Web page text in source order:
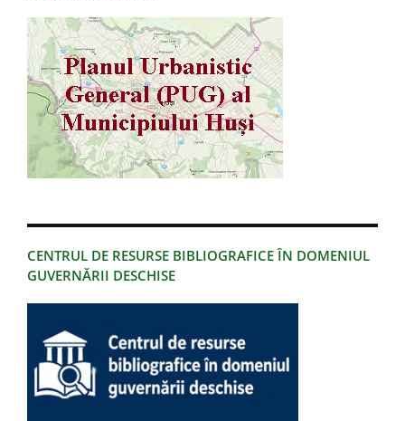
CENTRUL DE RESURSE BIBLIOGRAFICE ÎN DOMENIUL
GUVERNĂRII DESCHISE